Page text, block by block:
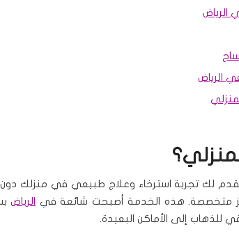
الرياض
الرياض
لك تجربة استرخاء وعلاج طبيعي في منزلك دون
متخصصة. هذه الخدمة أصبحت شائعة في
الرياض
للذهاب إلى الأماكن البعيدة.